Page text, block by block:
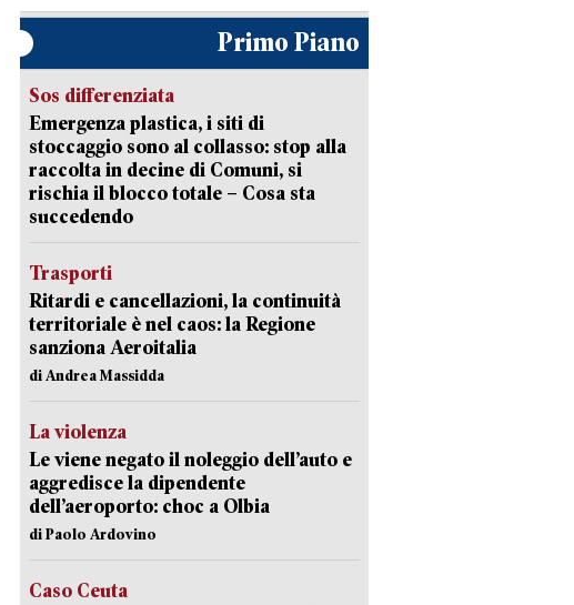
Primo Piano
Sos differenziata
Emergenza plastica, i siti di
stoccaggio sono al collasso: stop alla
raccolta in decine di Comuni, si
rischia il blocco totale – Cosa sta
succedendo
Trasporti
Ritardi e cancellazioni, la continuità
territoriale è nel caos: la Regione
sanziona Aeroitalia
di Andrea Massidda
La violenza
Le viene negato il noleggio dell’auto e
aggredisce la dipendente
dell’aeroporto: choc a Olbia
di Paolo Ardovino
Caso Ceuta